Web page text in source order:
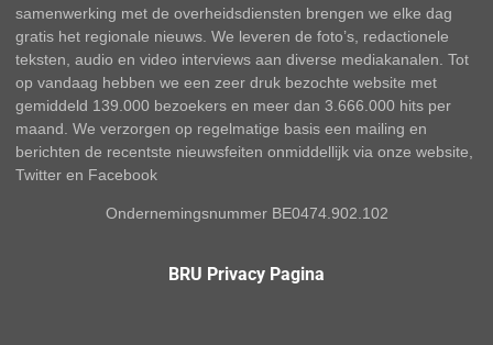
samenwerking met de overheidsdiensten brengen we elke dag
gratis het regionale nieuws. We leveren de foto’s, redactionele
teksten, audio en video interviews aan diverse mediakanalen. Tot
op vandaag hebben we een zeer druk bezochte website met
gemiddeld 139.000 bezoekers en meer dan 3.666.000 hits per
maand. We verzorgen op regelmatige basis een mailing en
berichten de recentste nieuwsfeiten onmiddellijk via onze website,
Twitter en Facebook
Ondernemingsnummer BE0474.902.102
BRU Privacy Pagina